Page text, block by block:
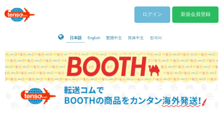
ログイン 新規会員登録
日本語 English 繁體中文 简体中文 한국어